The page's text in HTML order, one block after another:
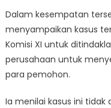
Dalam kesempatan
menyampaikan kasus
Komisi XI untuk
perusahaan untuk
para pemohon.
Ia menilai kasus ini tidak